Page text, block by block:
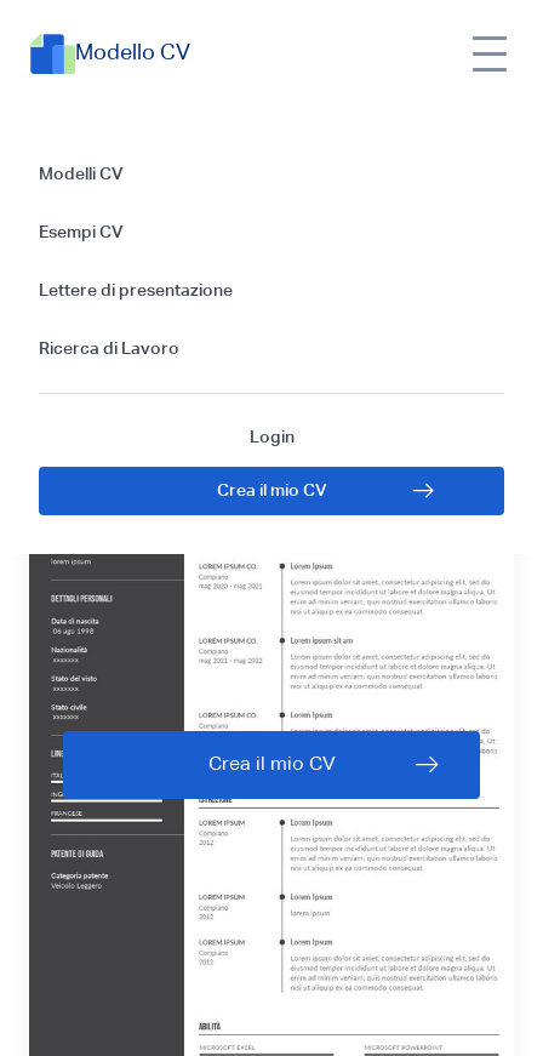
Modello CV
Modelli CV
Esempi CV
Lettere di presentazione
Ricerca di Lavoro
Login
Crea il mio CV
Guida alla stesura di
un CV efficace per
un Operatore di
produzione
Crea il mio CV